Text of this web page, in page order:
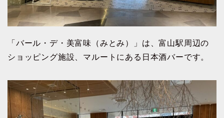
「バール・デ・美富味（みとみ）」は、富山駅周辺の
ショッピング施設、マルートにある日本酒バーです。